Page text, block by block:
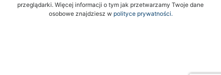
przeglądarki. Więcej informacji o tym jak przetwarzamy Twoje dane
osobowe znajdziesz w polityce prywatności.